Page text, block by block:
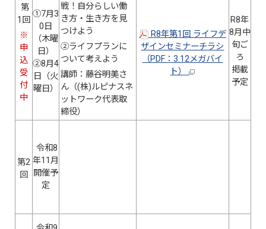
第
1回
※
申
込
受
付
中
①7月3
0日
（木曜
日）
②8月4
日（火
曜日）
戦！自分らしい働
き方・生き方を見
つけよう
②ライフプランに
ついて考えよう
講師：藤谷明美さ
ん（(株)ルピナスネ
ットワーク代表取
締役）
R8年第1回 ライフデ
ザインセミナーチラシ
（PDF：3.12メガバイ
ト）
R8年
8月中
旬ご
ろ
掲載
予定
第2
回
令和8
年11月
開催予
定